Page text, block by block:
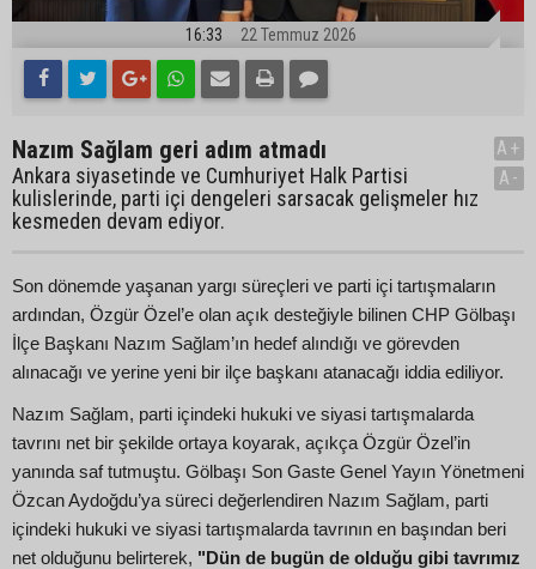
16:33 22 Temmuz 2026
Nazım Sağlam geri adım atmadı
Ankara siyasetinde ve Cumhuriyet Halk Partisi
kulislerinde, parti içi dengeleri sarsacak gelişmeler hız
kesmeden devam ediyor.
A+
A-
Son dönemde yaşanan yargı süreçleri ve parti içi tartışmaların
ardından, Özgür Özel’e olan açık desteğiyle bilinen CHP Gölbaşı
İlçe Başkanı Nazım Sağlam’ın hedef alındığı ve görevden
alınacağı ve yerine yeni bir ilçe başkanı atanacağı iddia ediliyor.
Nazım Sağlam, parti içindeki hukuki ve siyasi tartışmalarda
tavrını net bir şekilde ortaya koyarak, açıkça Özgür Özel’in
yanında saf tutmuştu. Gölbaşı Son Gaste Genel Yayın Yönetmeni
Özcan Aydoğdu’ya süreci değerlendiren Nazım Sağlam, parti
içindeki hukuki ve siyasi tartışmalarda tavrının en başından beri
net olduğunu belirterek, "Dün de bugün de olduğu gibi tavrımız